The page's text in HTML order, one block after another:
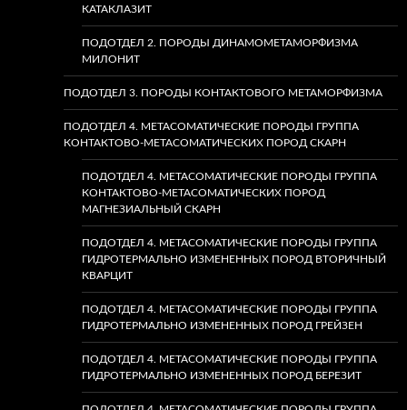
КАТАКЛАЗИТ
ПОДОТДЕЛ 2. ПОРОДЫ ДИНАМОМЕТАМОРФИЗМА
МИЛОНИТ
ПОДОТДЕЛ 3. ПОРОДЫ КОНТАКТОВОГО МЕТАМОРФИЗМА
ПОДОТДЕЛ 4. МЕТАСОМАТИЧЕСКИЕ ПОРОДЫ ГРУППА
КОНТАКТОВО-МЕТАСОМАТИЧЕСКИХ ПОРОД СКАРН
ПОДОТДЕЛ 4. МЕТАСОМАТИЧЕСКИЕ ПОРОДЫ ГРУППА
КОНТАКТОВО-МЕТАСОМАТИЧЕСКИХ ПОРОД
МАГНЕЗИАЛЬНЫЙ СКАРН
ПОДОТДЕЛ 4. МЕТАСОМАТИЧЕСКИЕ ПОРОДЫ ГРУППА
ГИДРОТЕРМАЛЬНО ИЗМЕНЕННЫХ ПОРОД ВТОРИЧНЫЙ
КВАРЦИТ
ПОДОТДЕЛ 4. МЕТАСОМАТИЧЕСКИЕ ПОРОДЫ ГРУППА
ГИДРОТЕРМАЛЬНО ИЗМЕНЕННЫХ ПОРОД ГРЕЙЗЕН
ПОДОТДЕЛ 4. МЕТАСОМАТИЧЕСКИЕ ПОРОДЫ ГРУППА
ГИДРОТЕРМАЛЬНО ИЗМЕНЕННЫХ ПОРОД БЕРЕЗИТ